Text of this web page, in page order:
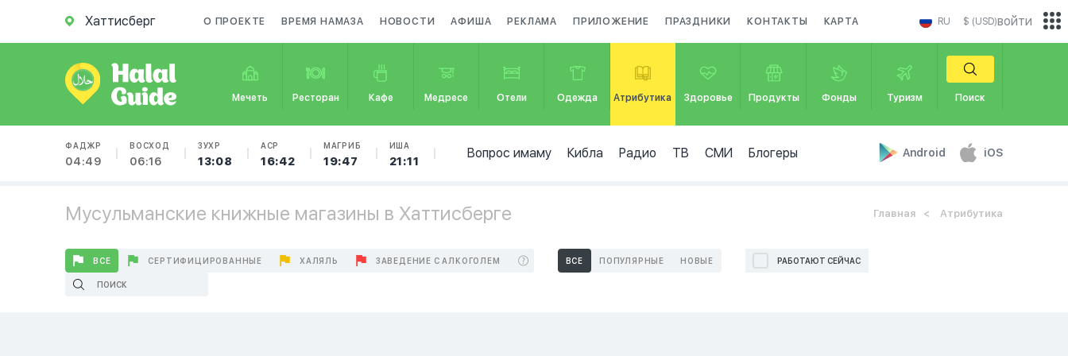
Хаттисберг О ПРОЕКТЕ ВРЕМЯ НАМАЗА НОВОСТИ АФИША РЕКЛАМА ПРИЛОЖЕНИЕ ПРАЗДНИКИ КОНТАКТЫ КАРТА RU $ (USD)
Мечеть Ресторан Кафе Медресе Отели Одежда Атрибутика Здоровье Продукты Фонды Туризм Поиск
ФАДЖР
04:49
ВОСХОД
06:16
ЗУХР
13:08
АСР
16:42
МАГРИБ
19:47
ИША
21:11
Вопрос имаму Кибла Радио ТВ СМИ Блогеры Android iOS
войти
Мусульманские книжные магазины в Хаттисберге Главная Атрибутика
ВСЕ СЕРТИФИЦИРОВАННЫЕ ХАЛЯЛЬ ЗАВЕДЕНИЕ С АЛКОГОЛЕМ ВСЕ ПОПУЛЯРНЫЕ НОВЫЕ РАБОТАЮТ СЕЙЧАС